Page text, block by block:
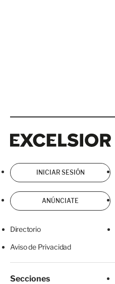
INICIAR SESIÓN
ANÚNCIATE
Directorio
Aviso de Privacidad
Secciones